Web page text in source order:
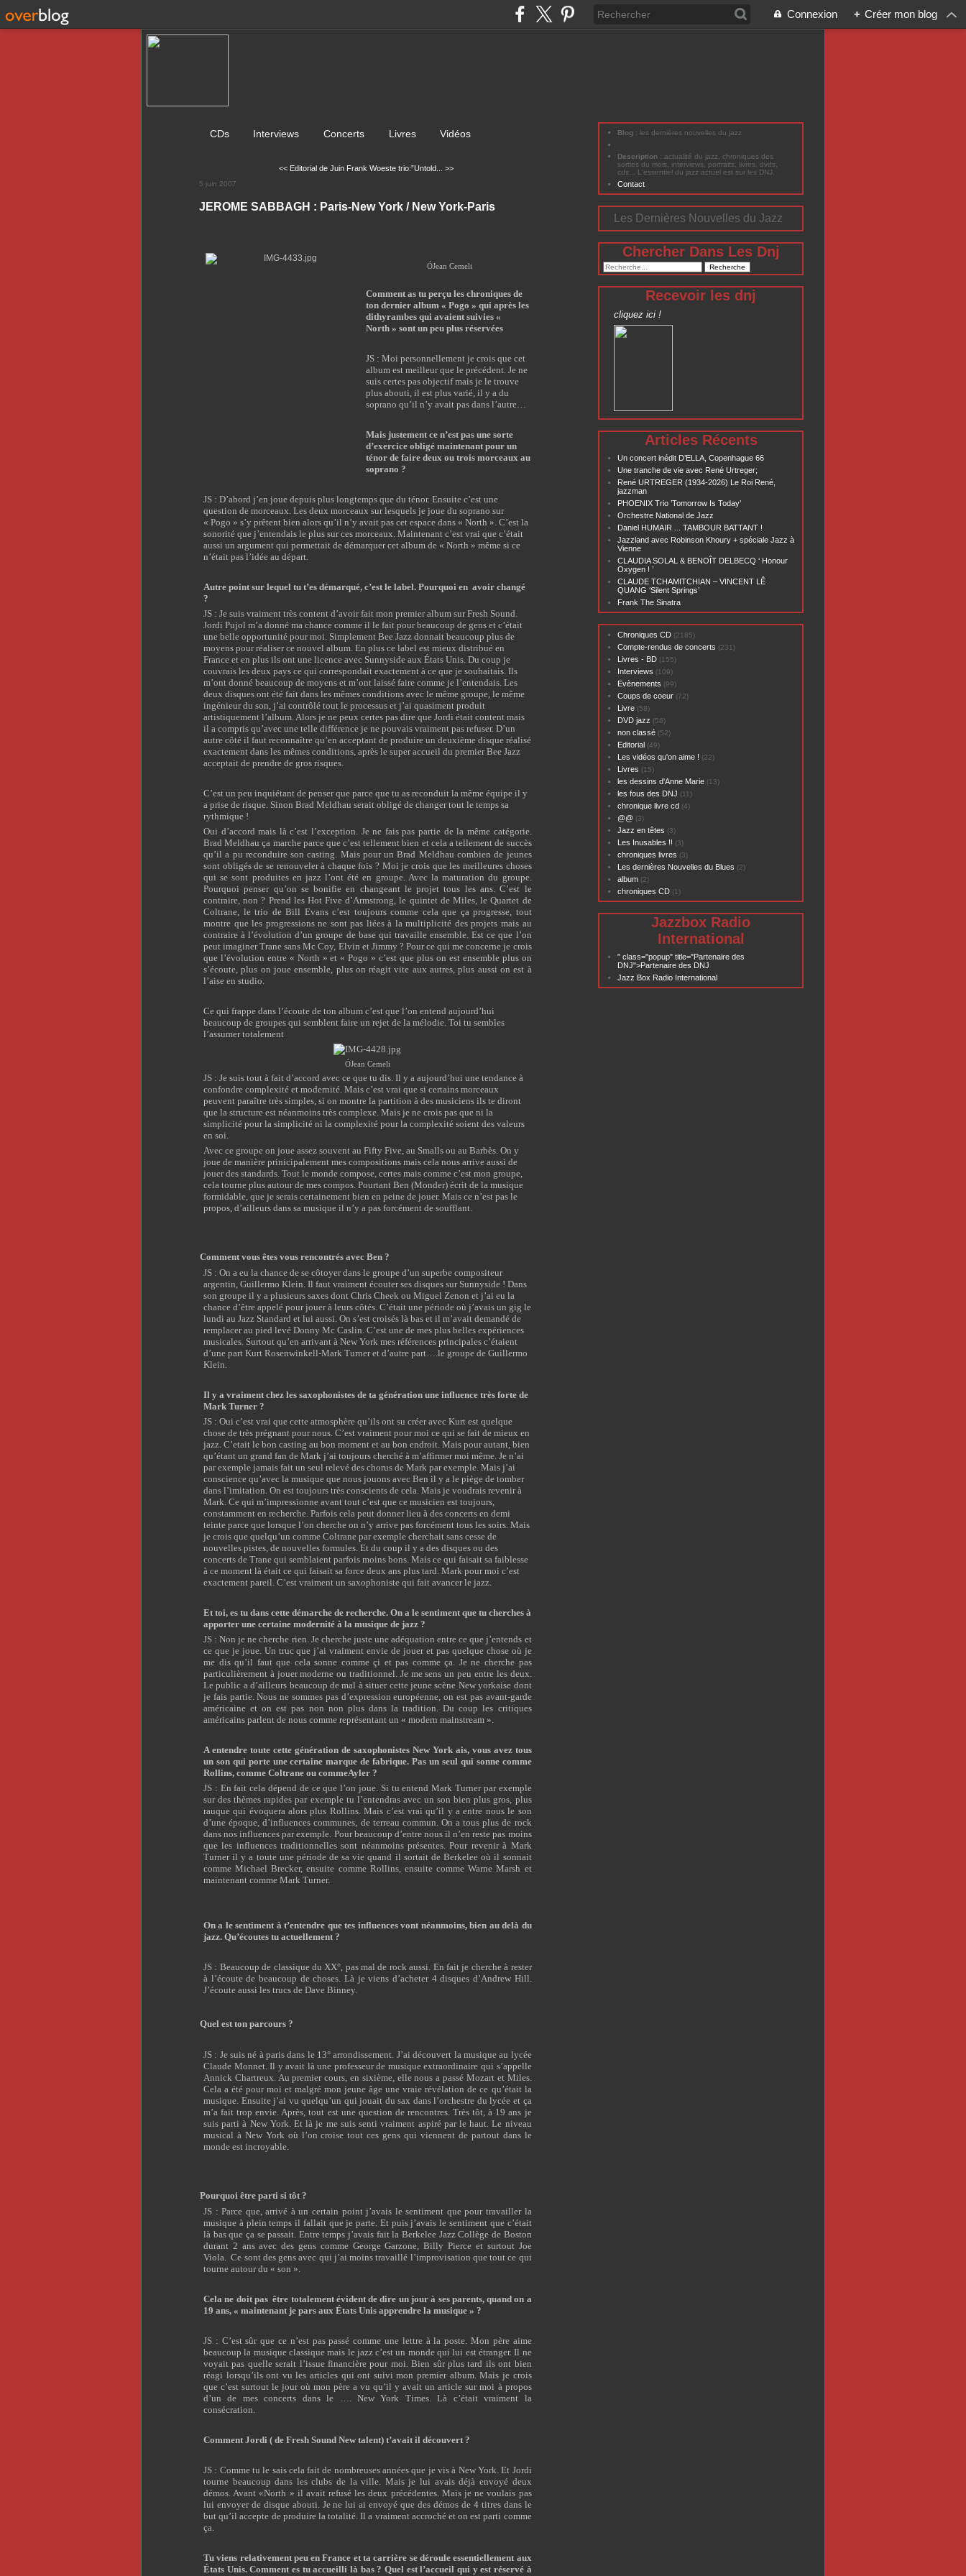
Connexion + Créer mon blog
CDs Interviews Concerts Livres Vidéos
<< Editorial de Juin Frank Woeste trio:”Untold... >>
5 juin 2007
JEROME SABBAGH : Paris-New York / New York-Paris
ÓJean Cemeli
Comment as tu perçu les chroniques de
ton dernier album « Pogo » qui après les
dithyrambes qui avaient suivies «
North » sont un peu plus réservées
JS : Moi personnellement je crois que cet
album est meilleur que le précédent. Je ne
suis certes pas objectif mais je le trouve
plus abouti, il est plus varié, il y a du
soprano qu’il n’y avait pas dans l’autre…
Mais justement ce n’est pas une sorte
d’exercice obligé maintenant pour un
ténor de faire deux ou trois morceaux au
soprano ?
JS : D’abord j’en joue depuis plus longtemps que du ténor. Ensuite c’est une
question de morceaux. Les deux morceaux sur lesquels je joue du soprano sur
« Pogo » s’y prêtent bien alors qu’il n’y avait pas cet espace dans « North ». C’est la
sonorité que j’entendais le plus sur ces morceaux. Maintenant c’est vrai que c’était
aussi un argument qui permettait de démarquer cet album de « North » même si ce
n’était pas l’idée au départ.
Autre point sur lequel tu t’es démarqué, c’est le label. Pourquoi en avoir changé
?
JS : Je suis vraiment très content d’avoir fait mon premier album sur Fresh Sound.
Jordi Pujol m’a donné ma chance comme il le fait pour beaucoup de gens et c’était
une belle opportunité pour moi. Simplement Bee Jazz donnait beaucoup plus de
moyens pour réaliser ce nouvel album. En plus ce label est mieux distribué en
France et en plus ils ont une licence avec Sunnyside aux États Unis. Du coup je
couvrais les deux pays ce qui correspondait exactement à ce que je souhaitais. Ils
m’ont donné beaucoup de moyens et m’ont laissé faire comme je l’entendais. Les
deux disques ont été fait dans les mêmes conditions avec le même groupe, le même
ingénieur du son, j’ai contrôlé tout le processus et j’ai quasiment produit
artistiquement l’album. Alors je ne peux certes pas dire que Jordi était content mais
il a compris qu’avec une telle différence je ne pouvais vraiment pas refuser. D’un
autre côté il faut reconnaître qu’en acceptant de produire un deuxième disque réalisé
exactement dans les mêmes conditions, après le super accueil du premier Bee Jazz
acceptait de prendre de gros risques.
C’est un peu inquiétant de penser que parce que tu as reconduit la même équipe il y
a prise de risque. Sinon Brad Meldhau serait obligé de changer tout le temps sa
rythmique !
Oui d’accord mais là c’est l’exception. Je ne fais pas partie de la même catégorie.
Brad Meldhau ça marche parce que c’est tellement bien et cela a tellement de succès
qu’il a pu reconduire son casting. Mais pour un Brad Meldhau combien de jeunes
sont obligés de se renouveler à chaque fois ? Moi je crois que les meilleures choses
qui se sont produites en jazz l’ont été en groupe. Avec la maturation du groupe.
Pourquoi penser qu’on se bonifie en changeant le projet tous les ans. C’est le
contraire, non ? Prend les Hot Five d’Armstrong, le quintet de Miles, le Quartet de
Coltrane, le trio de Bill Evans c’est toujours comme cela que ça progresse, tout
montre que les progressions ne sont pas liées à la multiplicité des projets mais au
contraire à l’évolution d’un groupe de base qui travaille ensemble. Est ce que l’on
peut imaginer Trane sans Mc Coy, Elvin et Jimmy ? Pour ce qui me concerne je crois
que l’évolution entre « North » et « Pogo » c’est que plus on est ensemble plus on
s’écoute, plus on joue ensemble, plus on réagit vite aux autres, plus aussi on est à
l’aise en studio.
Ce qui frappe dans l’écoute de ton album c’est que l’on entend aujourd’hui
beaucoup de groupes qui semblent faire un rejet de la mélodie. Toi tu sembles
l’assumer totalement
ÓJean Cemeli
JS : Je suis tout à fait d’accord avec ce que tu dis. Il y a aujourd’hui une tendance à
confondre complexité et modernité. Mais c’est vrai que si certains morceaux
peuvent paraître très simples, si on montre la partition à des musiciens ils te diront
que la structure est néanmoins très complexe. Mais je ne crois pas que ni la
simplicité pour la simplicité ni la complexité pour la complexité soient des valeurs
en soi.
Avec ce groupe on joue assez souvent au Fifty Five, au Smalls ou au Barbès. On y
joue de manière prinicipalement mes compositions mais cela nous arrive aussi de
jouer des standards. Tout le monde compose, certes mais comme c’est mon groupe,
cela tourne plus autour de mes compos. Pourtant Ben (Monder) écrit de la musique
formidable, que je serais certainement bien en peine de jouer. Mais ce n’est pas le
propos, d’ailleurs dans sa musique il n’y a pas forcément de soufflant.
Comment vous êtes vous rencontrés avec Ben ?
JS : On a eu la chance de se côtoyer dans le groupe d’un superbe compositeur
argentin, Guillermo Klein. Il faut vraiment écouter ses disques sur Sunnyside ! Dans
son groupe il y a plusieurs saxes dont Chris Cheek ou Miguel Zenon et j’ai eu la
chance d’être appelé pour jouer à leurs côtés. C’était une période où j’avais un gig le
lundi au Jazz Standard et lui aussi. On s’est croisés là bas et il m’avait demandé de
remplacer au pied levé Donny Mc Caslin. C’est une de mes plus belles expériences
musicales. Surtout qu’en arrivant à New York mes références principales c’étaient
d’une part Kurt Rosenwinkell-Mark Turner et d’autre part….le groupe de Guillermo
Klein.
Il y a vraiment chez les saxophonistes de ta génération une influence très forte de
Mark Turner ?
JS : Oui c’est vrai que cette atmosphère qu’ils ont su créer avec Kurt est quelque
chose de très prégnant pour nous. C’est vraiment pour moi ce qui se fait de mieux en
jazz. C’etait le bon casting au bon moment et au bon endroit. Mais pour autant, bien
qu’étant un grand fan de Mark j’ai toujours cherché à m’affirmer moi même. Je n’ai
par exemple jamais fait un seul relevé des chorus de Mark par exemple. Mais j’ai
conscience qu’avec la musique que nous jouons avec Ben il y a le piège de tomber
dans l’imitation. On est toujours très conscients de cela. Mais je voudrais revenir à
Mark. Ce qui m’impressionne avant tout c’est que ce musicien est toujours,
constamment en recherche. Parfois cela peut donner lieu à des concerts en demi
teinte parce que lorsque l’on cherche on n’y arrive pas forcément tous les soirs. Mais
je crois que quelqu’un comme Coltrane par exemple cherchait sans cesse de
nouvelles pistes, de nouvelles formules. Et du coup il y a des disques ou des
concerts de Trane qui semblaient parfois moins bons. Mais ce qui faisait sa faiblesse
à ce moment là était ce qui faisait sa force deux ans plus tard. Mark pour moi c’est
exactement pareil. C’est vraiment un saxophoniste qui fait avancer le jazz.
Et toi, es tu dans cette démarche de recherche. On a le sentiment que tu cherches à
apporter une certaine modernité à la musique de jazz ?
JS : Non je ne cherche rien. Je cherche juste une adéquation entre ce que j’entends et
ce que je joue. Un truc que j’ai vraiment envie de jouer et pas quelque chose où je
me dis qu’il faut que cela sonne comme çi et pas comme ça. Je ne cherche pas
particulièrement à jouer moderne ou traditionnel. Je me sens un peu entre les deux.
Le public a d’ailleurs beaucoup de mal à situer cette jeune scène New yorkaise dont
je fais partie. Nous ne sommes pas d’expression européenne, on est pas avant-garde
américaine et on est pas non non plus dans la tradition. Du coup les critiques
américains parlent de nous comme représentant un « modern mainstream ».
A entendre toute cette génération de saxophonistes New York ais, vous avez tous
un son qui porte une certaine marque de fabrique. Pas un seul qui sonne comme
Rollins, comme Coltrane ou commeAyler ?
JS : En fait cela dépend de ce que l’on joue. Si tu entend Mark Turner par exemple
sur des thèmes rapides par exemple tu l’entendras avec un son bien plus gros, plus
rauque qui évoquera alors plus Rollins. Mais c’est vrai qu’il y a entre nous le son
d’une époque, d’influences communes, de terreau commun. On a tous plus de rock
dans nos influences par exemple. Pour beaucoup d’entre nous il n’en reste pas moins
que les influences traditionnelles sont néanmoins présentes. Pour revenir à Mark
Turner il y a toute une période de sa vie quand il sortait de Berkelee où il sonnait
comme Michael Brecker, ensuite comme Rollins, ensuite comme Warne Marsh et
maintenant comme Mark Turner.
On a le sentiment à t’entendre que tes influences vont néanmoins, bien au delà du
jazz. Qu’écoutes tu actuellement ?
JS : Beaucoup de classique du XX°, pas mal de rock aussi. En fait je cherche à rester
à l’écoute de beaucoup de choses. Là je viens d’acheter 4 disques d’Andrew Hill.
J’écoute aussi les trucs de Dave Binney.
Quel est ton parcours ?
JS : Je suis né à paris dans le 13° arrondissement. J’ai découvert la musique au lycée
Claude Monnet. Il y avait là une professeur de musique extraordinaire qui s’appelle
Annick Chartreux. Au premier cours, en sixième, elle nous a passé Mozart et Miles.
Cela a été pour moi et malgré mon jeune âge une vraie révélation de ce qu’était la
musique. Ensuite j’ai vu quelqu’un qui jouait du sax dans l’orchestre du lycée et ça
m’a fait trop envie. Après, tout est une question de rencontres. Très tôt, à 19 ans je
suis parti à New York. Et là je me suis senti vraiment aspiré par le haut. Le niveau
musical à New York où l’on croise tout ces gens qui viennent de partout dans le
monde est incroyable.
Pourquoi être parti si tôt ?
JS : Parce que, arrivé à un certain point j’avais le sentiment que pour travailler la
musique à plein temps il fallait que je parte. Et puis j’avais le sentiment que c’était
là bas que ça se passait. Entre temps j’avais fait la Berkelee Jazz Collège de Boston
durant 2 ans avec des gens comme George Garzone, Billy Pierce et surtout Joe
Viola.
Ce sont des gens avec qui j’ai moins travaillé l’improvisation que tout ce qui
tourne autour du « son ».
Cela ne doit pas être totalement évident de dire un jour à ses parents, quand on a
19 ans, « maintenant je pars aux États Unis apprendre la musique » ?
JS : C’est sûr que ce n’est pas passé comme une lettre à la poste. Mon père aime
beaucoup la musique classique mais le jazz c’est un monde qui lui est étranger. Il ne
voyait pas quelle serait l’issue financière pour moi. Bien sûr plus tard ils ont bien
réagi lorsqu’ils ont vu les articles qui ont suivi mon premier album. Mais je crois
que c’est surtout le jour où mon père a vu qu’il y avait un article sur moi à propos
d’un de mes concerts dans le …. New York Times. Là c’était vraiment la
consécration.
Comment Jordi ( de Fresh Sound New talent) t’avait il découvert ?
JS : Comme tu le sais cela fait de nombreuses années que je vis à New York. Et Jordi
tourne beaucoup dans les clubs de la ville. Mais je lui avais déjà envoyé deux
démos. Avant «North » il avait refusé les deux précédentes. Mais je ne voulais pas
lui envoyer de disque abouti. Je ne lui ai envoyé que des démos de 4 titres dans le
but qu’il accepte de produire la totalité. Il a vraiment accroché et on est parti comme
ça.
Tu viens relativement peu en France et ta carrière se déroule essentiellement aux
États Unis. Comment es tu accueilli là bas ? Quel est l’accueil qui y est réservé à
Blog : les dernières nouvelles du jazz
Description : actualité du jazz, chroniques des
sorties du mois, interviews, portraits, livres, dvds,
cds... L'essentiel du jazz actuel est sur les DNJ.
Contact
Les Dernières Nouvelles du Jazz
Chercher Dans Les Dnj
Recevoir les dnj
cliquez ici !
Articles Récents
Un concert inédit D’ELLA, Copenhague 66
Une tranche de vie avec René Urtreger;
René URTREGER (1934-2026) Le Roi René,
jazzman
PHOENIX Trio ’Tomorrow Is Today’
Orchestre National de Jazz
Daniel HUMAIR ... TAMBOUR BATTANT !
Jazzland avec Robinson Khoury + spéciale Jazz à
Vienne
CLAUDIA SOLAL & BENOÎT DELBECQ ‘ Honour
Oxygen ! ’
CLAUDE TCHAMITCHIAN – VINCENT LÊ
QUANG ‘Silent Springs’
Frank The Sinatra
Chroniques CD (2185)
Compte-rendus de concerts (231)
Livres - BD (155)
Interviews (109)
Evènements (99)
Coups de coeur (72)
Livre (58)
DVD jazz (56)
non classé (52)
Editorial (49)
Les vidéos qu'on aime ! (22)
Livres (15)
les dessins d'Anne Marie (13)
les fous des DNJ (11)
chronique livre cd (4)
@@ (3)
Jazz en têtes (3)
Les Inusables !! (3)
chroniques livres (3)
Les dernières Nouvelles du Blues (2)
album (2)
chroniques CD (1)
Jazzbox Radio
International
" class="popup" title="Partenaire des
DNJ">Partenaire des DNJ
Jazz Box Radio International